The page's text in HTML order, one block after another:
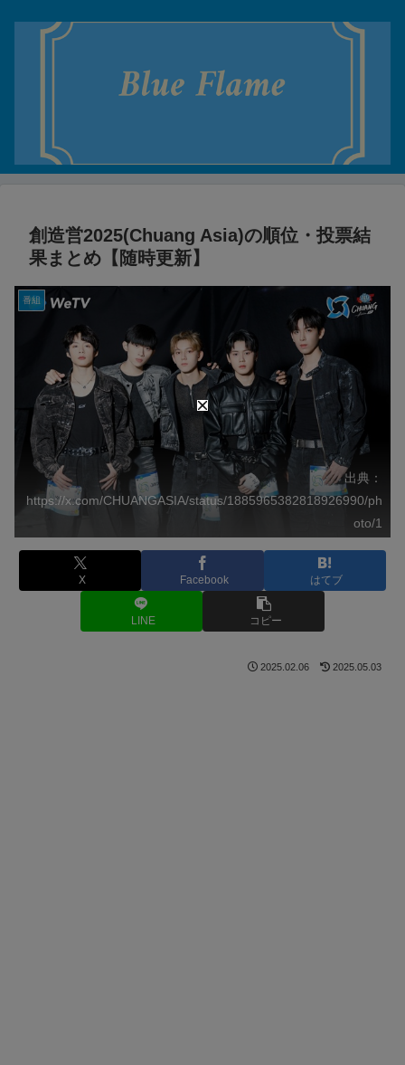
創造営2025(Chuang Asia)の順位・投票結
果まとめ【随時更新】
番組
出典：
https://x.com/CHUANGASIA/status/1885965382818926990/ph
oto/1
X Facebook はてブ
LINE コピー
2025.02.06 2025.05.03